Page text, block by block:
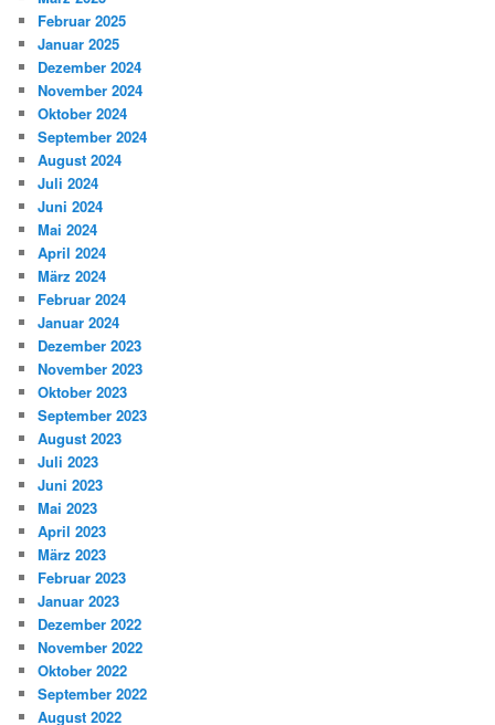
Februar 2025
Januar 2025
Dezember 2024
November 2024
Oktober 2024
September 2024
August 2024
Juli 2024
Juni 2024
Mai 2024
April 2024
März 2024
Februar 2024
Januar 2024
Dezember 2023
November 2023
Oktober 2023
September 2023
August 2023
Juli 2023
Juni 2023
Mai 2023
April 2023
März 2023
Februar 2023
Januar 2023
Dezember 2022
November 2022
Oktober 2022
September 2022
August 2022